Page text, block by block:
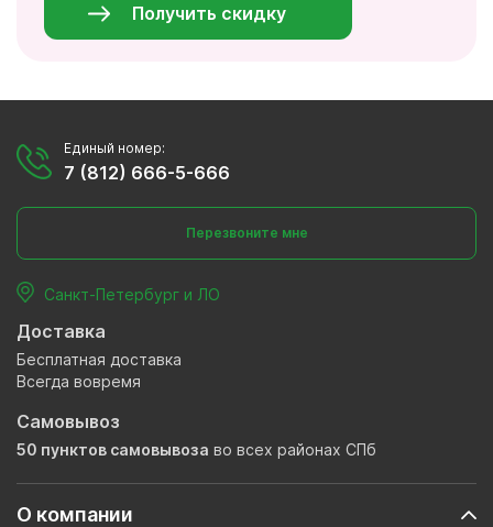
Получить скидку
О компании
Единый номер:
7 (812) 666-5-666
Перезвоните мне
Санкт-Петербург и ЛО
Доставка
Бесплатная доставка
Всегда вовремя
Самовывоз
50 пунктов самовывоза во всех районах СПб